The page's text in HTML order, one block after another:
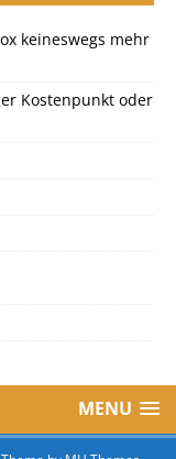
keineswegs mehr
Kostenpunkt oder
MENU